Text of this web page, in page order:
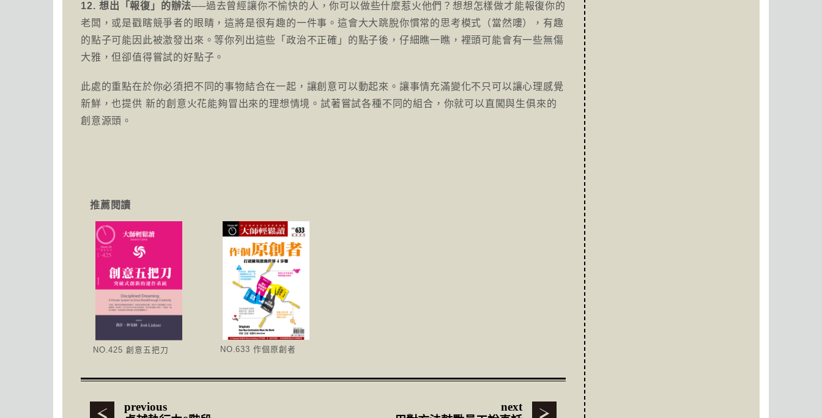
12. 想出「報復」的辦法──過去曾經讓你不愉快的人，你可以做些什麼惹火他們？想想怎樣做才能報復你的
老闆，或是戳瞎競爭者的眼睛，這將是很有趣的一件事。這會大大跳脫你慣常的思考模式（當然嘍），有趣
的點子可能因此被激發出來。等你列出這些「政治不正確」的點子後，仔細瞧一瞧，裡頭可能會有一些無傷
大雅，但卻值得嘗試的好點子。
此處的重點在於你必須把不同的事物結合在一起，讓創意可以動起來。讓事情充滿變化不只可以讓心理感覺
新鮮，也提供 新的創意火花能夠冒出來的理想情境。試著嘗試各種不同的組合，你就可以直闖與生俱來的
創意源頭。
推薦閱讀
NO.425 創意五把刀 NO.633 作個原創者
previous
next